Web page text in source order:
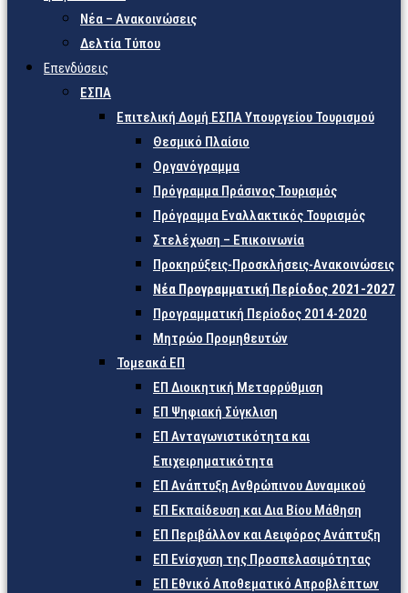
Νέα – Ανακοινώσεις
Δελτία Τύπου
Επενδύσεις
ΕΣΠΑ
Επιτελική Δομή ΕΣΠΑ Υπουργείου Τουρισμού
Θεσμικό Πλαίσιο
Οργανόγραμμα
Πρόγραμμα Πράσινος Τουρισμός
Πρόγραμμα Εναλλακτικός Τουρισμός
Στελέχωση – Επικοινωνία
Προκηρύξεις-Προσκλήσεις-Ανακοινώσεις
Νέα Προγραμματική Περίοδος 2021-2027
Προγραμματική Περίοδος 2014-2020
Μητρώο Προμηθευτών
Τομεακά ΕΠ
ΕΠ Διοικητική Μεταρρύθμιση
ΕΠ Ψηφιακή Σύγκλιση
ΕΠ Ανταγωνιστικότητα και
Επιχειρηματικότητα
ΕΠ Ανάπτυξη Ανθρώπινου Δυναμικού
ΕΠ Εκπαίδευση και Δια Βίου Μάθηση
ΕΠ Περιβάλλον και Αειφόρος Ανάπτυξη
ΕΠ Ενίσχυση της Προσπελασιμότητας
ΕΠ Εθνικό Αποθεματικό Απροβλέπτων